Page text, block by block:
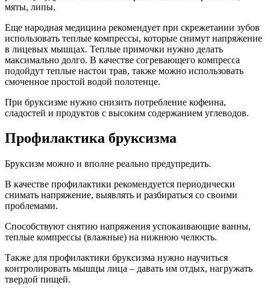
мяты, липы.
Еще народная медицина рекомендует при скрежетании зубов
использовать теплые компрессы, которые снимут напряжение
в лицевых мышцах. Теплые примочки нужно делать
максимально долго. В качестве согревающего компресса
подойдут теплые настои трав, также можно использовать
смоченное простой водой полотенце.
При бруксизме нужно снизить потребление кофеина,
сладостей и продуктов с высоким содержанием углеводов.
Профилактика бруксизма
Бруксизм можно и вполне реально предупредить.
В качестве профилактики рекомендуется периодически
снимать напряжение, выявлять и разбираться со своими
проблемами.
Способствуют снятию напряжения успокаивающие ванны,
теплые компрессы (влажные) на нижнюю челюсть.
Также для профилактики бруксизма нужно научиться
контролировать мышцы лица – давать им отдых, нагружать
твердой пищей.